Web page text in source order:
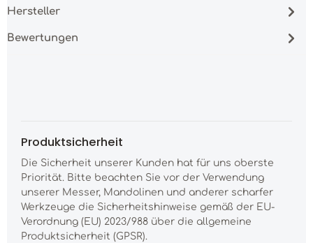
Hersteller
Bewertungen
Produktsicherheit
Die Sicherheit unserer Kunden hat für uns oberste
Priorität. Bitte beachten Sie vor der Verwendung
unserer Messer, Mandolinen und anderer scharfer
Werkzeuge die Sicherheitshinweise gemäß der EU-
Verordnung (EU) 2023/988 über die allgemeine
Produktsicherheit (GPSR).